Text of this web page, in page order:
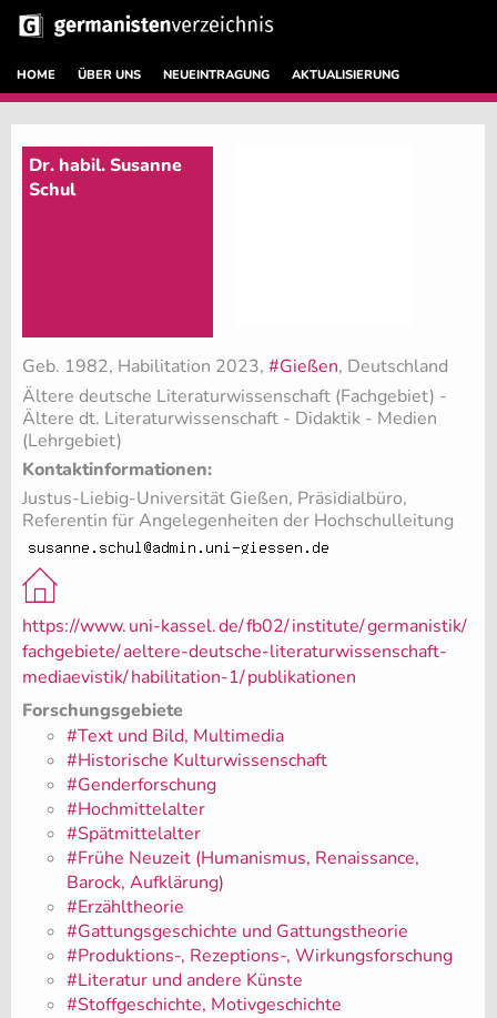
HOME ÜBER UNS NEUEINTRAGUNG AKTUALISIERUNG
Dr. habil. Susanne
Schul
Geb. 1982, Habilitation 2023, #Gießen, Deutschland
Ältere deutsche Literaturwissenschaft (Fachgebiet) -
Ältere dt. Literaturwissenschaft - Didaktik - Medien
(Lehrgebiet)
Kontaktinformationen:
Justus-Liebig-Universität Gießen, Präsidialbüro,
Referentin für Angelegenheiten der Hochschulleitung
https://www.uni-kassel.de/fb02/institute/germanistik/
fachgebiete/aeltere-deutsche-literaturwissenschaft-
mediaevistik/habilitation-1/publikationen
Forschungsgebiete
#Text und Bild, Multimedia
#Historische Kulturwissenschaft
#Genderforschung
#Hochmittelalter
#Spätmittelalter
#Frühe Neuzeit (Humanismus, Renaissance,
Barock, Aufklärung)
#Erzähltheorie
#Gattungsgeschichte und Gattungstheorie
#Produktions-, Rezeptions-, Wirkungsforschung
#Literatur und andere Künste
#Stoffgeschichte, Motivgeschichte